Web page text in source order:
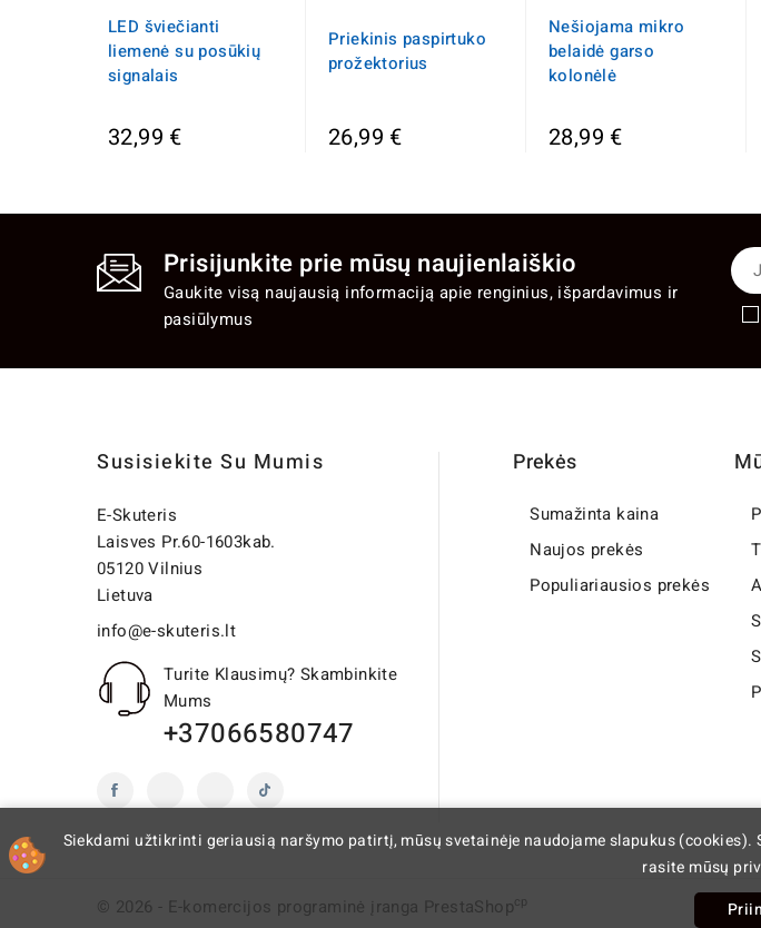
LED šviečianti
liemenė su posūkių
signalais
32,99 €
Priekinis paspirtuko
prožektorius
26,99 €
Nešiojama mikro
belaidė garso
kolonėlė
28,99 €
Prisijunkite prie mūsų naujienlaiškio
Gaukite visą naujausią informaciją apie renginius, išpardavimus ir
pasiūlymus
Susisiekite Su Mumis
E-Skuteris
Laisves Pr.60-1603kab.
05120 Vilnius
Lietuva
info@e-skuteris.lt
Turite Klausimų? Skambinkite
Mums
+37066580747
Prekės
Sumažinta kaina
Naujos prekės
Populiariausios prekės
Siekdami užtikrinti geriausią naršymo patirtį, mūsų svetainėje naudojame slapukus
rasite mūsų
© 2026 - E-komercijos programinė įranga PrestaShopcp